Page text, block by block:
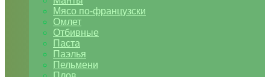
Мясо по-французски
Омлет
Отбивные
Паста
Паэлья
Пельмени